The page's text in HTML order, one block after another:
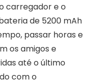
carregador e o
de 5200 mAh
passar horas e
os amigos e
até o último
com o